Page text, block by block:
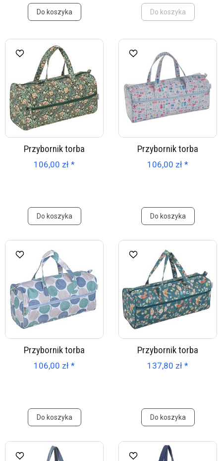
Do koszyka Do koszyka
Przybornik torba
106,00 zł *
Do koszyka
Przybornik torba
106,00 zł *
Do koszyka
Przybornik torba
106,00 zł *
Do koszyka
Przybornik torba
137,80 zł *
Do koszyka